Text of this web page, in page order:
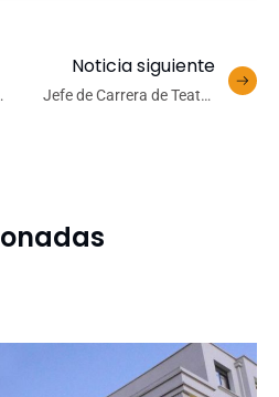
Noticia siguiente
Jefe de Carrera de Teatro